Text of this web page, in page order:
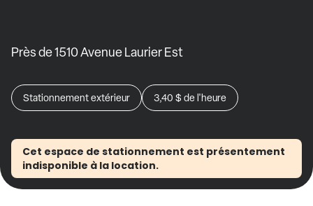
Près de 1510 Avenue Laurier Est
Stationnement extérieur 3,40 $ de l'heure
Cet espace de stationnement est présentement
indisponible à la location.